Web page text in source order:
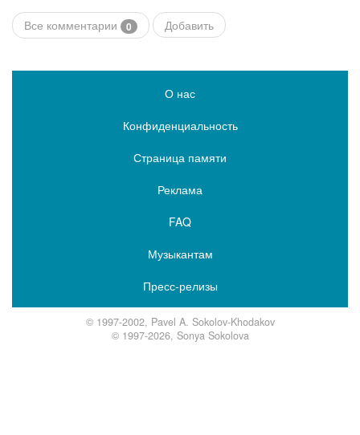
Все комментарии 0 Добавить
О нас
Конфиденциальность
Страница памяти
Реклама
FAQ
Музыкантам
Пресс-релизы
© 1997-2002, Pavel A. Sokolov-Khodakov
© 1997-2026, Sonya Sokolova